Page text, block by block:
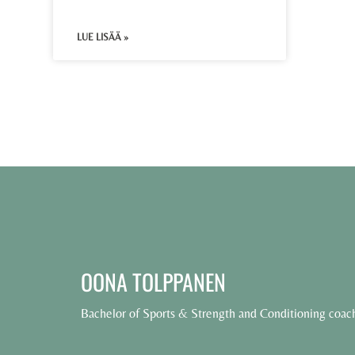
LUE LISÄÄ »
OONA TOLPPANEN
Bachelor of Sports & Strength and Conditioning